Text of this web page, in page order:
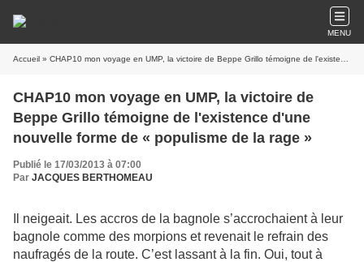
MENU
Accueil » CHAP10 mon voyage en UMP, la victoire de Beppe Grillo témoigne de l'existence d'une nouvelle forme de « populisme de la rage »
CHAP10 mon voyage en UMP, la victoire de
Beppe Grillo témoigne de l'existence d'une
nouvelle forme de « populisme de la rage »
Publié le 17/03/2013 à 07:00
Par JACQUES BERTHOMEAU
Il neigeait. Les accros de la bagnole s’accrochaient à leur
bagnole comme des morpions et revenait le refrain des
naufragés de la route. C’est lassant à la fin. Oui, tout à